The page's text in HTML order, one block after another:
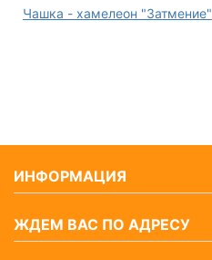
Чашка - хамелеон "Затмение"
ИНФОРМАЦИЯ
ЖДЕМ ВАС ПО АДРЕСУ